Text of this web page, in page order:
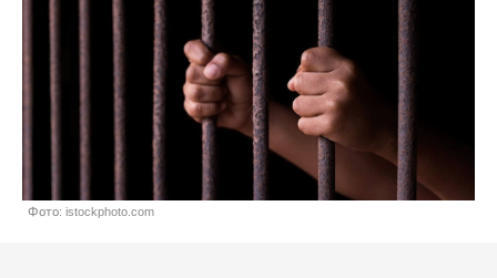
Фото: istockphoto.com